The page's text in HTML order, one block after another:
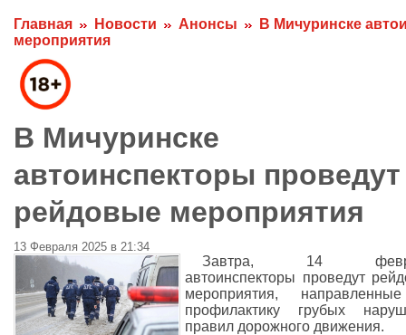
Главная Новости Анонсы
В Мичуринске
мероприятия
В Мичуринске
автоинспекторы проведут
рейдовые мероприятия
13 Февраля 2025 в 21:34
Завтра, 14
автоинспекторы проведут
мероприятия,
профилактику грубых
правил дорожного движения.